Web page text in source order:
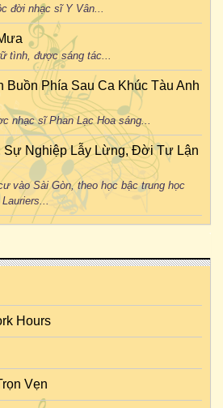
đời nhạc sĩ Y Vân...
tình, được sáng tác...
Buồn Phía Sau Ca Khúc Tàu Anh
nhạc sĩ Phan Lạc Hoa sáng...
Sự Nghiệp Lẫy Lừng, Đời Tư Lận
vào Sài Gòn, theo học bậc trung học
Hours
Vẹn